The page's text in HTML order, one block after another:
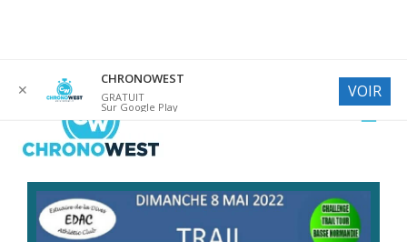
✕
CHRONOWEST
GRATUIT
Sur Google Play
VOIR